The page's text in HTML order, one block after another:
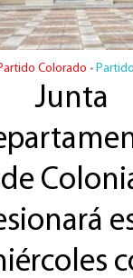
Colorado •
Junta
de